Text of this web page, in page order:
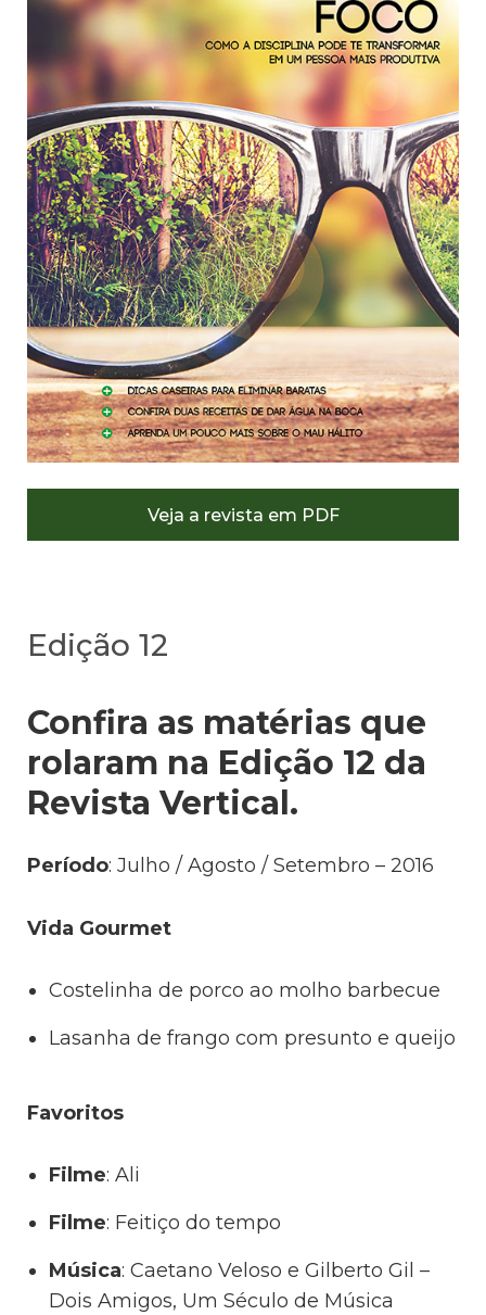
Edição 12
Confira as matérias que
rolaram na Edição 12 da
Revista Vertical.
Período: Julho / Agosto / Setembro – 2016
Vida Gourmet
Costelinha de porco ao molho barbecue
Lasanha de frango com presunto e queijo
Favoritos
Filme: Ali
Filme: Feitiço do tempo
Música: Caetano Veloso e Gilberto Gil –
Dois Amigos, Um Século de Música
Veja a revista em PDF